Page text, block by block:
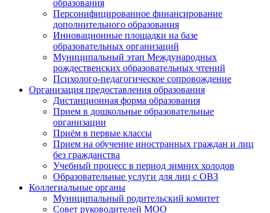
образования
Персонифицированное финансирование
дополнительного образования
Инновационные площадки на базе
образовательных организаций
Муниципальный этап Международных
рождественских образовательных чтений
Психолого-педагогическое сопровождение
Организация предоставления образования
Дистанционная форма образования
Прием в дошкольные образовательные
организации
Приём в первые классы
Прием на обучение иностранных граждан и лиц
без гражданства
Учебный процесс в период зимних холодов
Образовательные услуги для лиц с ОВЗ
Коллегиальные органы
Муниципальный родительский комитет
Совет руководителей МОО